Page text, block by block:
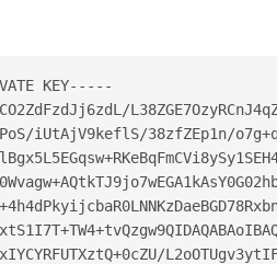
KEY-----
iUtAjV9keflS/38zfZEp1n/